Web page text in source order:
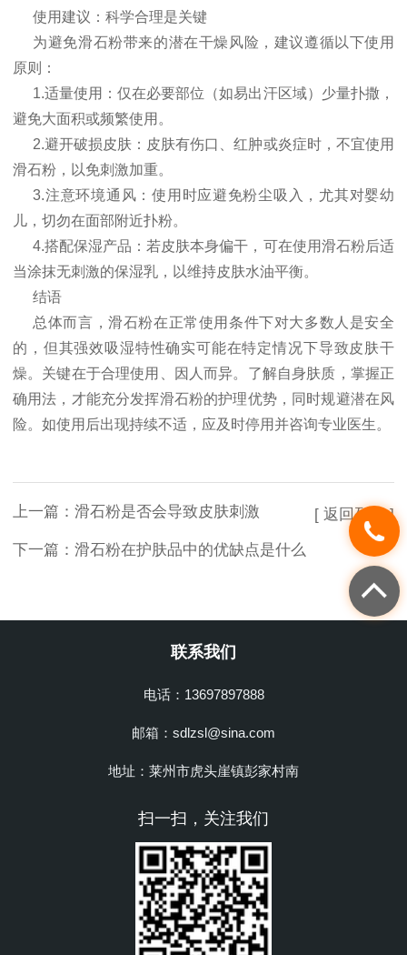
使用建议：科学合理是关键
为避免滑石粉带来的潜在干燥风险，建议遵循以下使用
原则：
1.适量使用：仅在必要部位（如易出汗区域）少量扑撒，
避免大面积或频繁使用。
2.避开破损皮肤：皮肤有伤口、红肿或炎症时，不宜使用
滑石粉，以免刺激加重。
3.注意环境通风：使用时应避免粉尘吸入，尤其对婴幼
儿，切勿在面部附近扑粉。
4.搭配保湿产品：若皮肤本身偏干，可在使用滑石粉后适
当涂抹无刺激的保湿乳，以维持皮肤水油平衡。
结语
总体而言，滑石粉在正常使用条件下对大多数人是安全
的，但其强效吸湿特性确实可能在特定情况下导致皮肤干
燥。关键在于合理使用、因人而异。了解自身肤质，掌握正
确用法，才能充分发挥滑石粉的护理优势，同时规避潜在风
险。如使用后出现持续不适，应及时停用并咨询专业医生。
上一篇： 滑石粉是否会导致皮肤刺激
下一篇： 滑石粉在护肤品中的优缺点是什么
[ 返回列表 ]
联系我们
电话：13697897888
邮箱：sdlzsl@sina.com
地址：莱州市虎头崖镇彭家村南
扫一扫，关注我们